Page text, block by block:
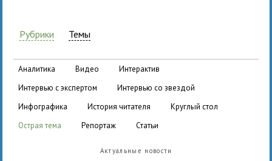
Рубрики Темы
аналитика видео
интерактив
интервью с экспертом
интервью со звездой
инфографика
история читателя
круглый стол
острая тема
репортаж статьи
Актуальные новости